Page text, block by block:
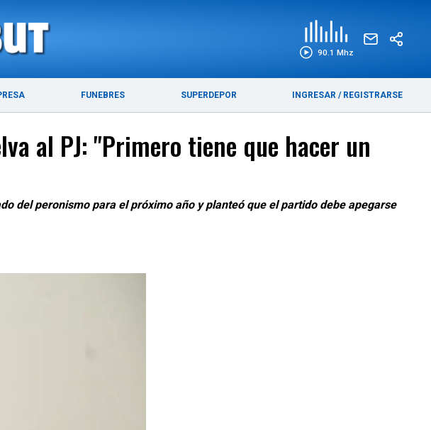
90.1 Mhz
FUNEBRES SUPERDEPOR INGRESAR / REGISTRARSE
PUERTO MADRYN
al PJ: "Primero tiene que hacer un
del peronismo para el próximo año y planteó que el partido debe apegarse